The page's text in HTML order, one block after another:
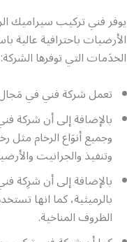
يوفر فني تركيب سيراميك
الأرضيات باحترافية عالية
الخدَمات التي توفرها الشركة:
تعمل شركة فني في مَجال
بالإضافة إلى أن شركة
وجميع أنوَاع الرخام
وتنفيذ والجرانيت
بالإضافة إلى أن شرِكة
بالرميثية، كما انها
الظروف المناخية.